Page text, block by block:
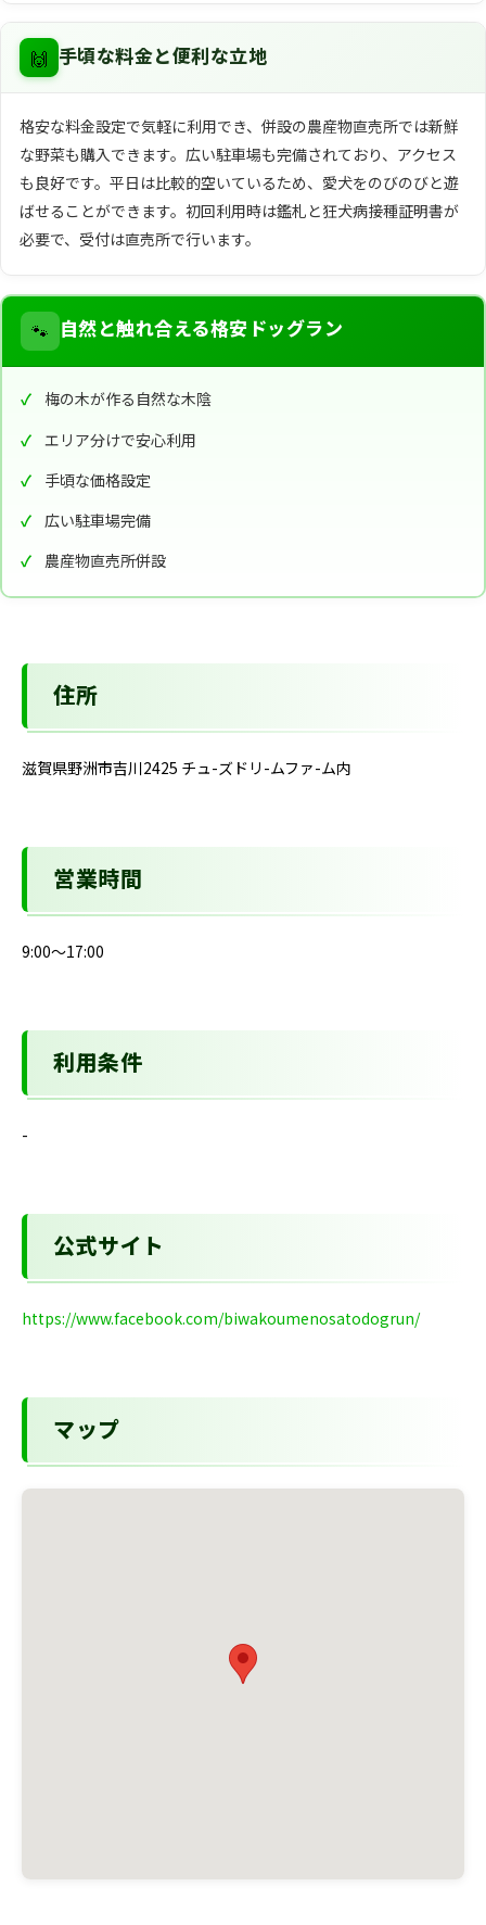
🙌 手頃な料金と便利な立地
格安な料金設定で気軽に利用でき、併設の農産物直売所では新鮮
な野菜も購入できます。広い駐車場も完備されており、アクセス
も良好です。平日は比較的空いているため、愛犬をのびのびと遊
ばせることができます。初回利用時は鑑札と狂犬病接種証明書が
必要で、受付は直売所で行います。
🐾 自然と触れ合える格安ドッグラン
梅の木が作る自然な木陰
エリア分けで安心利用
手頃な価格設定
広い駐車場完備
農産物直売所併設
住所
滋賀県野洲市吉川2425 チュ-ズドリ-ムファ-ム内
営業時間
9:00～17:00
利用条件
-
公式サイト
https://www.facebook.com/biwakoumenosatodogrun/
マップ